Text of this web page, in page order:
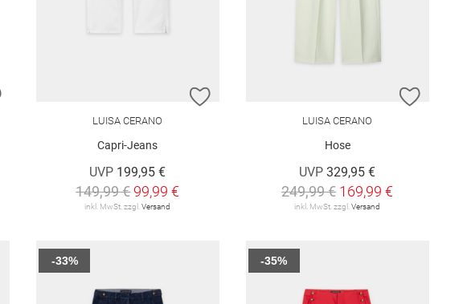
ZUR WUNSCHLISTE HINZUFÜGEN
LUISA CERANO
Capri-Jeans
UVP 199,95 €
149,99 € 99,99 €
inkl. MwSt. zzgl.Versand
ZUR
LUISA CERANO
Hose
UVP 329,95 €
249,99 € 169,99 €
inkl. MwSt. zzgl.Versand
-33% -35%